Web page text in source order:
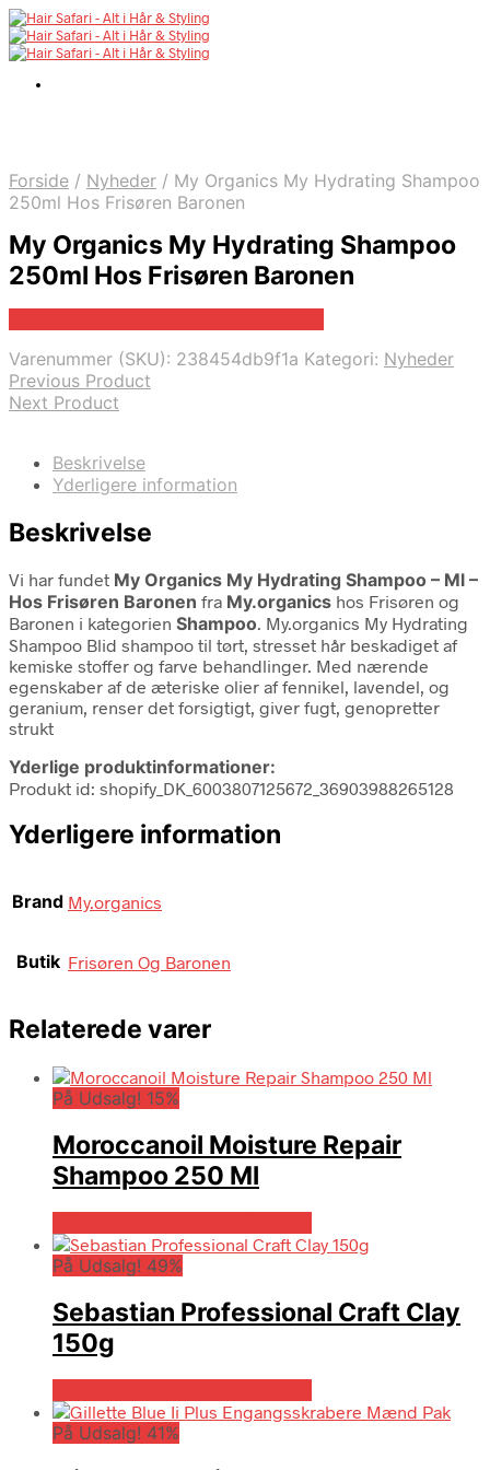
Forside / Nyheder / My Organics My Hydrating Shampoo
250ml Hos Frisøren Baronen
My Organics My Hydrating Shampoo
250ml Hos Frisøren Baronen
Varenummer (SKU): 238454db9f1a Kategori: Nyheder
Previous Product
Next Product
Beskrivelse
Yderligere information
Beskrivelse
Vi har fundet My Organics My Hydrating Shampoo – Ml –
Hos Frisøren Baronen fra My.organics hos Frisøren og
Baronen i kategorien Shampoo. My.organics My Hydrating
Shampoo Blid shampoo til tørt, stresset hår beskadiget af
kemiske stoffer og farve behandlinger. Med nærende
egenskaber af de æteriske olier af fennikel, lavendel, og
geranium, renser det forsigtigt, giver fugt, genopretter
strukt
Yderlige produktinformationer:
Produkt id: shopify_DK_6003807125672_36903988265128
Yderligere information
Brand My.organics
Butik Frisøren Og Baronen
Relaterede varer
På Udsalg! 15%
Moroccanoil Moisture Repair
Shampoo 250 Ml
På Udsalg! 49%
Sebastian Professional Craft Clay
150g
På Udsalg! 41%